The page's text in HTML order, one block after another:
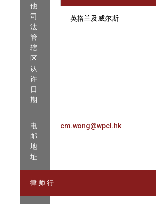
他
司
法
管
辖
区
认
许
日
期
英格兰及威尔斯
电
邮
地
址
cm.wong@wpcl.hk
律 师 行